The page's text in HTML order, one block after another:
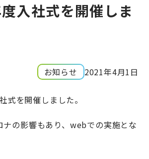
入社式を開催しま
お知らせ 2021年4月1日
式を開催しました。
ナの影響もあり、webでの実施とな